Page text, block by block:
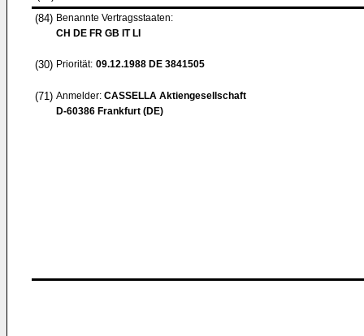
(84) Benannte Vertragsstaaten:
CH DE FR GB IT LI
(30) Priorität: 09.12.1988 DE 3841505
(71) Anmelder: CASSELLA Aktiengesellschaft
D-60386 Frankfurt (DE)